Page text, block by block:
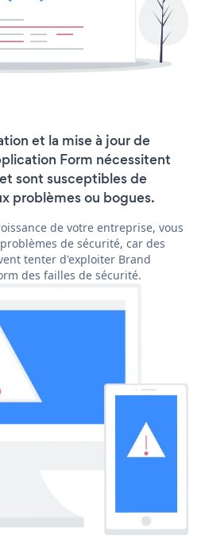
et la mise à jour de
Form nécessitent
sont susceptibles de
problèmes ou bogues.
de votre entreprise, vous
de sécurité, car des
tenter d'exploiter Brand
des failles de sécurité.